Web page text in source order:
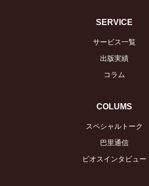
SERVICE
サービス一覧
出版実績
コラム
COLUMS
スペシャルトーク
巴里通信
ビオスインタビュー